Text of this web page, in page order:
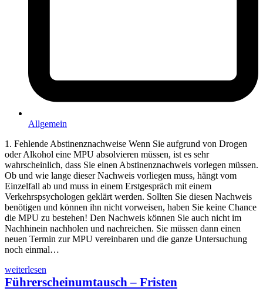
Allgemein
1. Fehlende Abstinenznachweise Wenn Sie aufgrund von Drogen
oder Alkohol eine MPU absolvieren müssen, ist es sehr
wahrscheinlich, dass Sie einen Abstinenznachweis vorlegen müssen.
Ob und wie lange dieser Nachweis vorliegen muss, hängt vom
Einzelfall ab und muss in einem Erstgespräch mit einem
Verkehrspsychologen geklärt werden. Sollten Sie diesen Nachweis
benötigen und können ihn nicht vorweisen, haben Sie keine Chance
die MPU zu bestehen! Den Nachweis können Sie auch nicht im
Nachhinein nachholen und nachreichen. Sie müssen dann einen
neuen Termin zur MPU vereinbaren und die ganze Untersuchung
noch einmal…
weiterlesen
Führerscheinumtausch – Fristen